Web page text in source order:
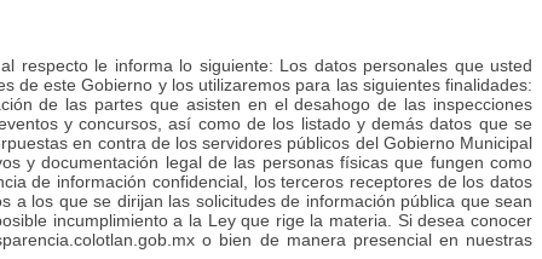
respecto le informa lo siguiente: Los datos personales que usted
de este Gobierno y los utilizaremos para las siguientes finalidades:
de las partes que asisten en el desahogo de las inspecciones
y concursos, así como de los listado y demás datos que se
en contra de los servidores públicos del Gobierno Municipal
y documentación legal de las personas físicas que fungen como
de información confidencial, los terceros receptores de los datos
a los que se dirijan las solicitudes de información pública que sean
incumplimiento a la Ley que rige la materia. Si desea conocer
o bien de manera presencial en nuestras